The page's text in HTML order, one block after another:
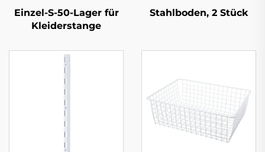
Einzel-S-50-Lager für
Kleiderstange
Stahlboden, 2 Stück